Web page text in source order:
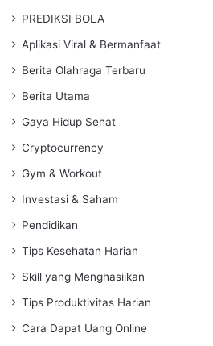
PREDIKSI BOLA
Aplikasi Viral & Bermanfaat
Berita Olahraga Terbaru
Berita Utama
Gaya Hidup Sehat
Cryptocurrency
Gym & Workout
Investasi & Saham
Pendidikan
Tips Kesehatan Harian
Skill yang Menghasilkan
Tips Produktivitas Harian
Cara Dapat Uang Online